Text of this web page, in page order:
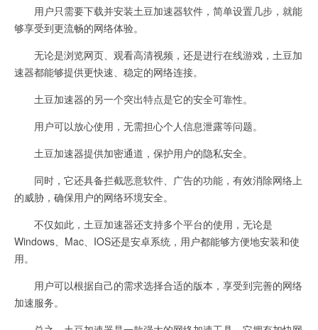
用户只需要下载并安装土豆加速器软件，简单设置几步，就能
够享受到更流畅的网络体验。
无论是浏览网页、观看高清视频，还是进行在线游戏，土豆加
速器都能够提供更快速、稳定的网络连接。
土豆加速器的另一个突出特点是它的安全可靠性。
用户可以放心使用，无需担心个人信息泄露等问题。
土豆加速器提供加密通道，保护用户的隐私安全。
同时，它还具备拦截恶意软件、广告的功能，有效消除网络上
的威胁，确保用户的网络环境安全。
不仅如此，土豆加速器还支持多个平台的使用，无论是
Windows、Mac、IOS还是安卓系统，用户都能够方便地安装和使
用。
用户可以根据自己的需求选择合适的版本，享受到完善的网络
加速服务。